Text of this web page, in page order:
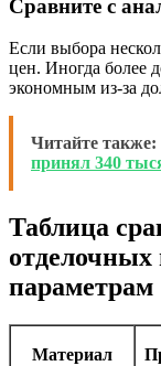
Сравните с
Если выбора
цен. Иногда более
экономным из-за
Читайте также:
принял 340
Таблица
параметрам
Материал